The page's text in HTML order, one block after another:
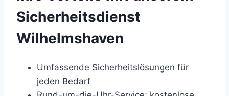
Sicherheitsdienst
Wilhelmshaven
Umfassende Sicherheitslösungen für
jeden Bedarf